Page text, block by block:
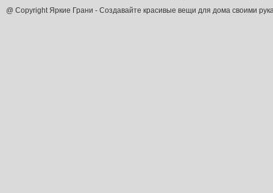
@ Copyright Яркие Грани - Создавайте красивые вещи для дома своими